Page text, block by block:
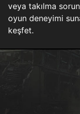
veya takılma
oyun deneyimi
keşfet.